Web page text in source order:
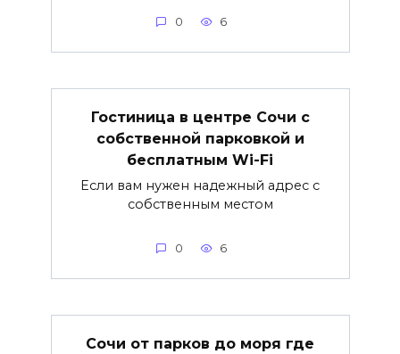
0 6
Гостиница в центре Сочи с
собственной парковкой и
бесплатным Wi-Fi
Если вам нужен надежный адрес с
собственным местом
0 6
Сочи от парков до моря где